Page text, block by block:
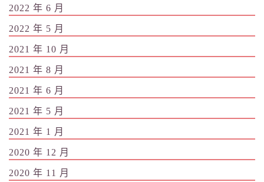
2022 年 6 月
2022 年 5 月
2021 年 10 月
2021 年 8 月
2021 年 6 月
2021 年 5 月
2021 年 1 月
2020 年 12 月
2020 年 11 月